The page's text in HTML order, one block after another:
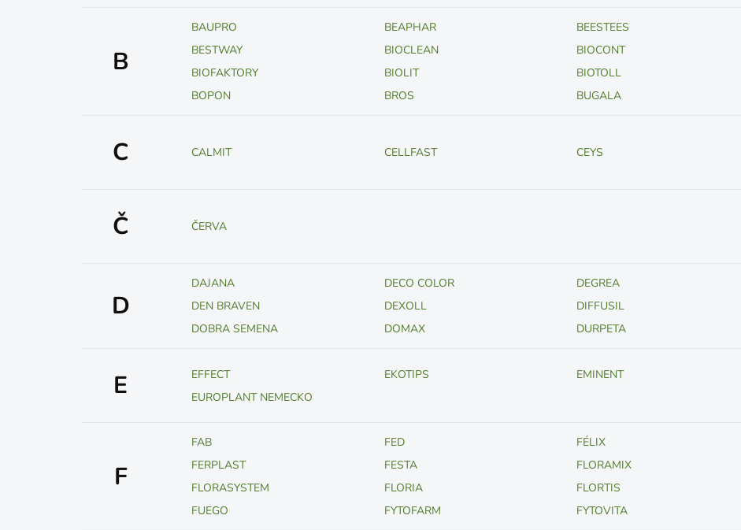
B
BAUPRO BEAPHAR BEESTEES
BESTWAY
BIOCLEAN BIOCONT
BIOFAKTORY
BIOLIT BIOTOLL
BOPON
BROS BUGALA
C CALMIT CELLFAST CEYS
Č ČERVA
D
DAJANA DECO COLOR DEGREA
DEN BRAVEN
DEXOLL DIFFUSIL
DOBRA SEMENA
DOMAX DURPETA
E EFFECT EKOTIPS EMINENT
EUROPLANT NEMECKO
F
FAB FED FÉLIX
FERPLAST
FESTA FLORAMIX
FLORASYSTEM
FLORIA FLORTIS
FUEGO
FYTOFARM FYTOVITA